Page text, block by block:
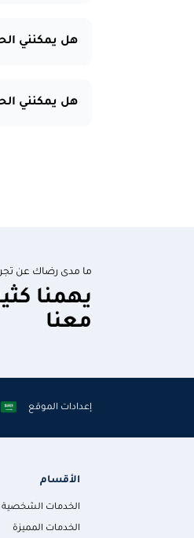
هل يمكنني
هل يمكنني
ما مدى رضاك عن
يهمنا
معنا
إعدادات الموقع
الأقسام
الخدمات الشخصية
الخدمات المميزة